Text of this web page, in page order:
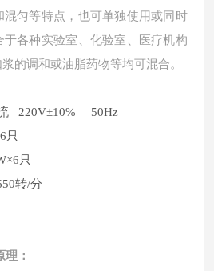
匀等特点，也可单独使用或同时
各种实验室、化验室、医疗机构
的调和或油脂药物等均可混合。
流 220V±10% 50Hz
只
只
转/分
：